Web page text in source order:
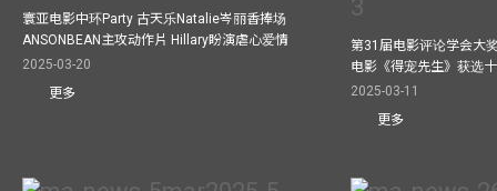
寰亚电影中环Party 古天乐Natalie岑丽香捧场
ANSONBEAN主攻动作片 Hillary盼演虐心爱情
2025-03-20
更多
第31届电影评论学会大
电影《得宠先生》获选
2025-03-11
更多